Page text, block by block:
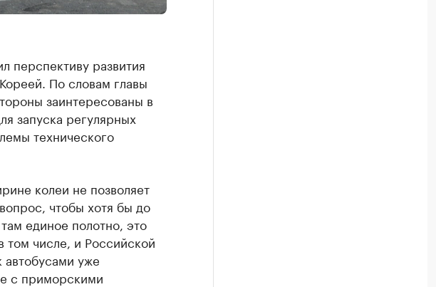
перспективу развития
По словам главы
заинтересованы в
запуска регулярных
технического
колеи не позволяет
чтобы хотя бы до
единое полотно, это
том числе, и Российской
уже
с приморскими